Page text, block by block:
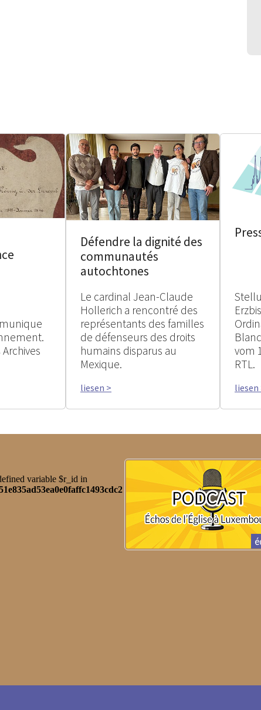
Défendre la dignité des
communautés
autochtones
Le cardinal Jean-Claude
Hollerich a rencontré des
représentants des familles
de défenseurs des droits
humains disparus au
Mexique.
liesen >
vom
RTL.
liesen